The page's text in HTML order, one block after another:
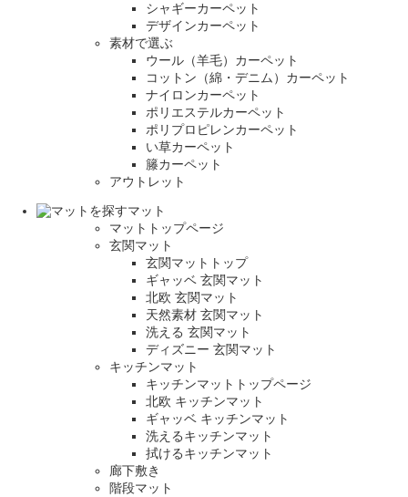
シャギーカーペット
デザインカーペット
素材で選ぶ
ウール（羊毛）カーペット
コットン（綿・デニム）カーペット
ナイロンカーペット
ポリエステルカーペット
ポリプロピレンカーペット
い草カーペット
籐カーペット
アウトレット
マット
マットトップページ
玄関マット
玄関マットトップ
ギャッベ 玄関マット
北欧 玄関マット
天然素材 玄関マット
洗える 玄関マット
ディズニー 玄関マット
キッチンマット
キッチンマットトップページ
北欧 キッチンマット
ギャッベ キッチンマット
洗えるキッチンマット
拭けるキッチンマット
廊下敷き
階段マット